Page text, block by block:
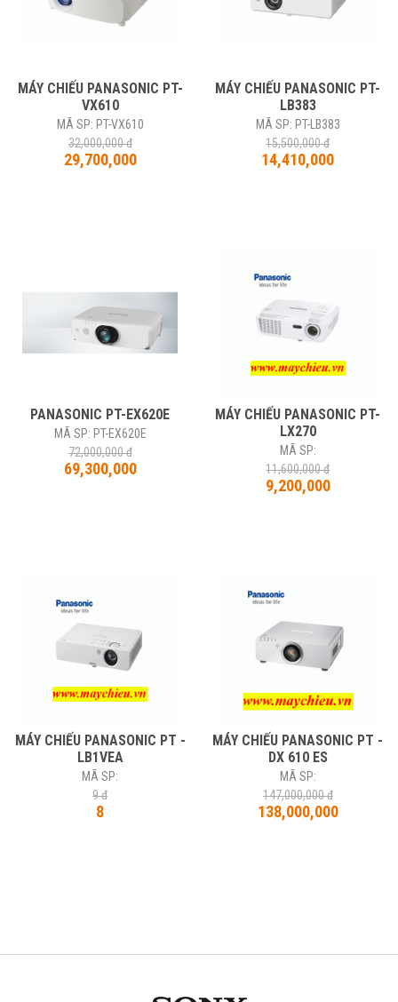
MÁY CHIẾU PANASONIC PT-
VX610
MÃ SP: PT-VX610
32,000,000 đ
29,700,000
MÁY CHIẾU PANASONIC PT-
LB383
MÃ SP: PT-LB383
15,500,000 đ
14,410,000
PANASONIC PT-EX620E
MÃ SP: PT-EX620E
72,000,000 đ
69,300,000
MÁY CHIẾU PANASONIC PT-
LX270
MÃ SP:
11,600,000 đ
9,200,000
MÁY CHIẾU PANASONIC PT -
LB1VEA
MÃ SP:
9 đ
8
MÁY CHIẾU PANASONIC PT -
DX 610 ES
MÃ SP:
147,000,000 đ
138,000,000